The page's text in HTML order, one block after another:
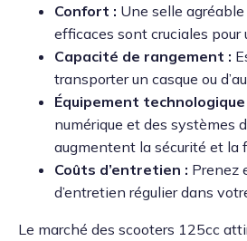
Confort : Une selle
efficaces sont cruciales pour
Capacité de rangement :
transporter un casque ou
Équipement technologique
numérique et des systèmes
augmentent la sécurité et la
Coûts d’entretien : Prenez
d’entretien régulier dans
Le marché des scooters 125cc